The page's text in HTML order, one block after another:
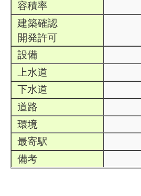
容積率
建築確認
開発許可
設備
上水道
下水道
道路
環境
最寄駅
備考